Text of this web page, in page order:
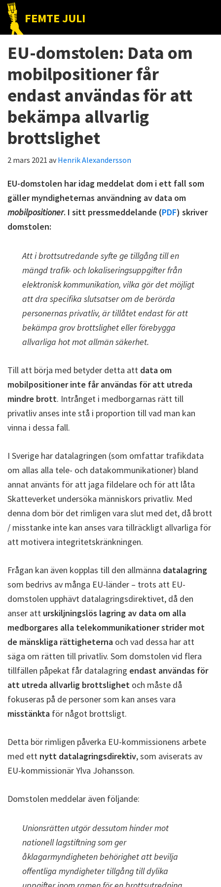
Hoppa
huvudnavigering
Hoppa
huvudinnehåll
Hoppa
det
primära
FEMTE JULI
Nätet
till
folket!
EU-domstolen: Data om
mobilpositioner får
endast användas för att
bekämpa allvarlig
brottslighet
2 mars 2021 avHenrik Alexandersson
EU-domstolen har idag meddelat dom i ett fall som
gäller myndigheternas användning av data om
mobilpositioner. I sitt pressmeddelande (PDF) skriver
domstolen:
Att i brottsutredande syfte ge tillgång till en
mängd trafik- och lokaliseringsuppgifter från
elektronisk kommunikation, vilka gör det möjligt
att dra specifika slutsatser om de berörda
personernas privatliv, är tillåtet endast för att
bekämpa grov brottslighet eller förebygga
allvarliga hot mot allmän säkerhet.
Till att börja med betyder detta att data om
mobilpositioner inte får användas för att utreda
mindre brott. Intrånget i medborgarnas rätt till
privatliv anses inte stå i proportion till vad man kan
vinna i dessa fall.
I Sverige har datalagringen (som omfattar trafikdata
om allas alla tele- och datakommunikationer) bland
annat använts för att jaga fildelare och för att låta
Skatteverket undersöka människors privatliv. Med
denna dom bör det rimligen vara slut med det, då brott
/ misstanke inte kan anses vara tillräckligt allvarliga för
att motivera integritetskränkningen.
Frågan kan även kopplas till den allmänna datalagring
som bedrivs av många EU-länder – trots att EU-
domstolen upphävt datalagringsdirektivet, då den
anser att urskiljningslös lagring av data om alla
medborgares alla telekommunikationer strider mot
de mänskliga rättigheterna och vad dessa har att
säga om rätten till privatliv. Som domstolen vid flera
tillfällen påpekat får datalagring endast användas för
att utreda allvarlig brottslighet och måste då
fokuseras på de personer som kan anses vara
misstänkta för något brottsligt.
Detta bör rimligen påverka EU-kommissionens arbete
med ett nytt datalagringsdirektiv, som aviserats av
EU-kommissionär Ylva Johansson.
Domstolen meddelar även följande:
Unionsrätten utgör dessutom hinder mot
nationell lagstiftning som ger
åklagarmyndigheten behörighet att bevilja
offentliga myndigheter tillgång till dylika